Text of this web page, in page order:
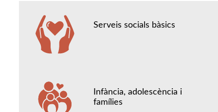
Serveis socials bàsics
Infància, adolescència i
famílies